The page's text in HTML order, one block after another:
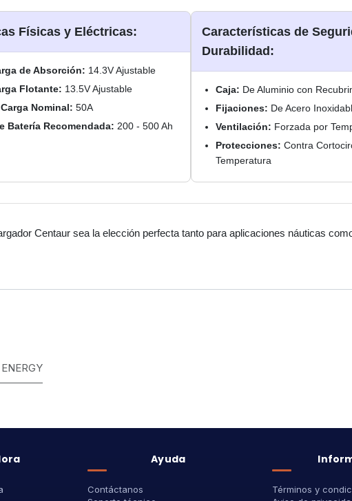
Físicas y Eléctricas:
de Absorción: 14.3V Ajustable
Flotante: 13.5V Ajustable
Nominal: 50A
Batería Recomendada: 200 - 500 Ah
Características de
Durabilidad:
Caja: De Aluminio con
Fijaciones: De Acero
Ventilación: Forzada por
Protecciones: Contra
Temperatura
Centaur sea la elección perfecta tanto para aplicaciones náuticas
Ayuda
Contáctanos
Términos y